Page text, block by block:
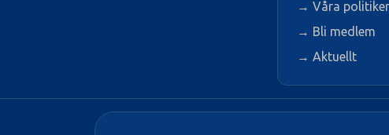
→ Våra politiker
→ Bli medlem
→ Aktuellt